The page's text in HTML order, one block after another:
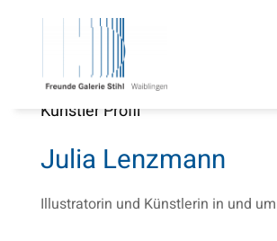
TERMINE
Künstler Profil
Julia Lenzmann
Illustratorin und Künstlerin in und